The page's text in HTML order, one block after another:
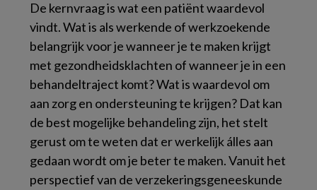
De kernvraag is wat een patiënt waardevol
vindt. Wat is als werkende of werkzoekende
belangrijk voor je wanneer je te maken krijgt
met gezondheidsklachten of wanneer je in een
behandeltraject komt? Wat is waardevol om
aan zorg en ondersteuning te krijgen? Dat kan
de best mogelijke behandeling zijn, het stelt
gerust om te weten dat er werkelijk álles aan
gedaan wordt om je beter te maken. Vanuit het
perspectief van de verzekeringsgeneeskunde